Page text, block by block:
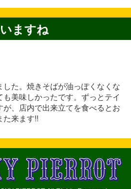
ますね
た。焼きそばが油っぽくなくな
美味しかったです。ずっとテイ
、店内で出来立てを食べるとお
た来ます!!